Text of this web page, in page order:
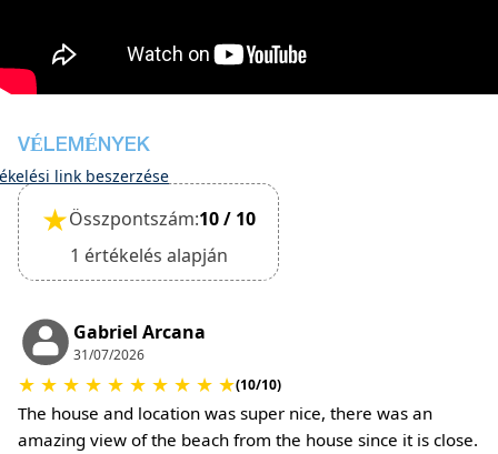
bejelentkezéskor
A kijelentkezés azonban csak a ház általános
A szálláshely kisméretű háziállatokat is fogad, és
ezt a foglalás során meg kell erősíteni
(Tisztítási díj és kárletét külön felárat kell fizetni)
VÉLEMÉNYEK
link beszerzése
★Összpontszám:10 / 10
1 értékelés alapján
Gabriel Arcana
31/07/2026
★ ★ ★ ★ ★ ★ ★ ★ ★ ★(10/10)
The house and location was super nice, there was an
amazing view of the beach from the house since it is close.